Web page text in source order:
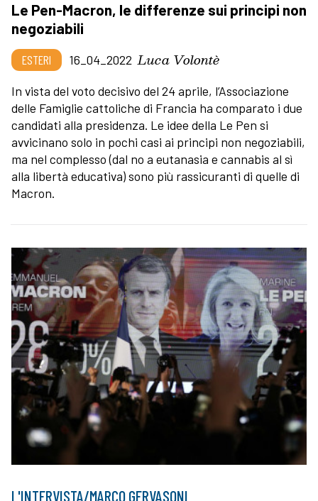
Le Pen-Macron, le differenze sui principi non
negoziabili
ESTERI 16_04_2022 Luca Volontè
In vista del voto decisivo del 24 aprile, l’Associazione
delle Famiglie cattoliche di Francia ha comparato i due
candidati alla presidenza. Le idee della Le Pen si
avvicinano solo in pochi casi ai principi non negoziabili,
ma nel complesso (dal no a eutanasia e cannabis al sì
alla libertà educativa) sono più rassicuranti di quelle di
Macron.
L'INTERVISTA/MARCO GERVASONI